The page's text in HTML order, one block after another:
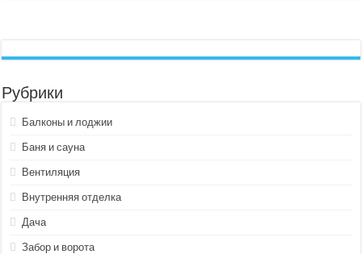
Рубрики
Балконы и лоджии
Баня и сауна
Вентиляция
Внутренняя отделка
Дача
Забор и ворота